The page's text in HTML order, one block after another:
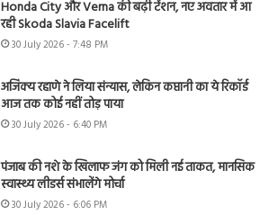
Honda City और Verna की बढ़ी टेंशन, नए अवतार में आ
रही Skoda Slavia Facelift
30 July 2026 - 7:48 PM
अजिंक्य रहाणे ने लिया संन्यास, लेकिन कप्तानी का ये रिकॉर्ड
आज तक कोई नहीं तोड़ पाया
30 July 2026 - 6:40 PM
पंजाब की नशे के खिलाफ जंग को मिली नई ताकत, मानसिक
स्वास्थ्य लीडर्स संभालेंगे मोर्चा
30 July 2026 - 6:06 PM